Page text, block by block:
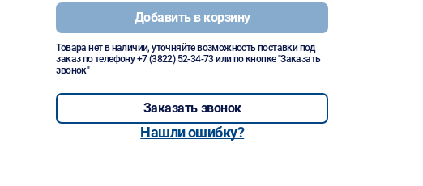
Добавить в корзину
Товара нет в наличии, уточняйте возможность поставки под
заказ по телефону+7 (3822) 52-34-73 или по кнопке "Заказать
звонок"
Заказать звонок
Нашли ошибку?